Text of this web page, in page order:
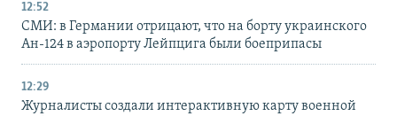
12:52
СМИ: в Германии отрицают, что на борту украинского
Ан-124 в аэропорту Лейпцига были боеприпасы
12:29
Журналисты создали интерактивную карту военной